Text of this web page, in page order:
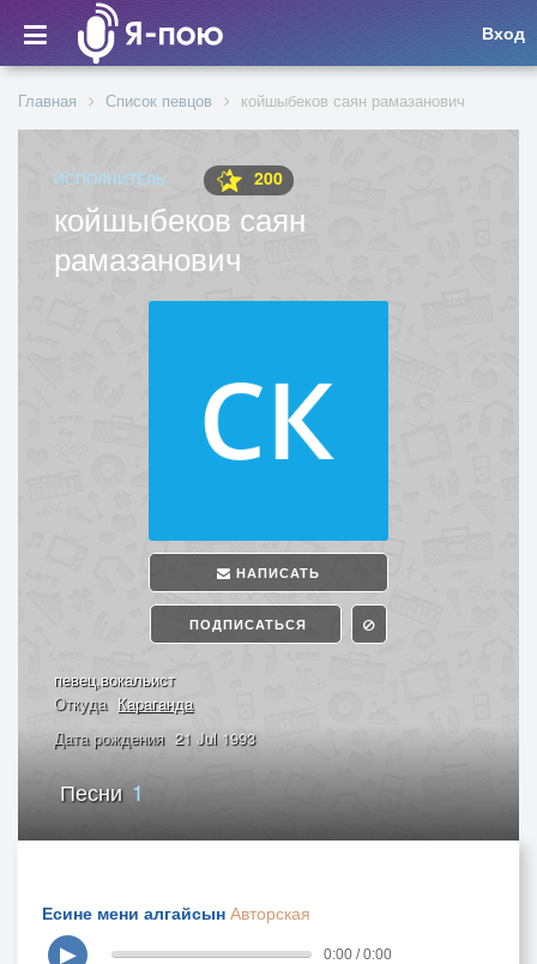
Вход
Главная Список певцов койшыбеков саян рамазанович
ИСПОЛНИТЕЛЬ 200
койшыбеков саян
рамазанович
НАПИСАТЬ
ПОДПИСАТЬСЯ
певец,вокальист
Откуда Караганда
Дата рождения 21 Jul 1993
Песни 1
Есине мени алгайсын Авторская
▶
0:00 / 0:00